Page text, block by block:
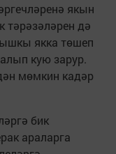
якын
тәрәзәләрен дә
якка төшеп
кую зарур.
мөмкин кадәр
бик
араларга